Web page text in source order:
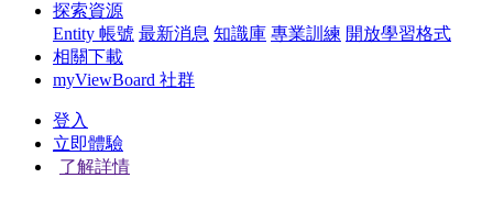
探索資源
Entity 帳號 最新消息 知識庫 專業訓練 開放學習格式
相關下載
myViewBoard 社群
登入
立即體驗
了解詳情